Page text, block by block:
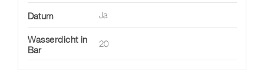
Datum Ja
Wasserdicht in
Bar
20